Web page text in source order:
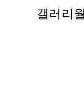
갤러리